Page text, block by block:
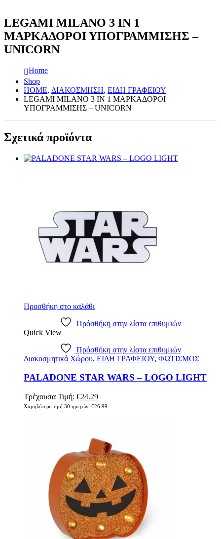
LEGAMI MILANO 3 IN 1
ΜΑΡΚΑΔΟΡΟΙ ΥΠΟΓΡΑΜΜΙΣΗΣ –
UNICORN
Home
Shop
HOME, ΔΙΑΚΟΣΜΗΣΗ, ΕΙΔΗ ΓΡΑΦΕΙΟΥ
LEGAMI MILANO 3 IN 1 ΜΑΡΚΑΔΟΡΟΙ
ΥΠΟΓΡΑΜΜΙΣΗΣ – UNICORN
Σχετικά προϊόντα
Προσθήκη στο καλάθι
Πρόσθήκη στην λίστα επιθυμιών
Quick View
Πρόσθήκη στην λίστα επιθυμιών
Διακοσμητικά Χώρου, ΕΙΔΗ ΓΡΑΦΕΙΟΥ, ΦΩΤΙΣΜΟΣ
PALADONE STAR WARS – LOGO LIGHT
Τρέχουσα Τιμή: €24.29
Χαμηλότερη τιμή 30 ημερών: €26.99